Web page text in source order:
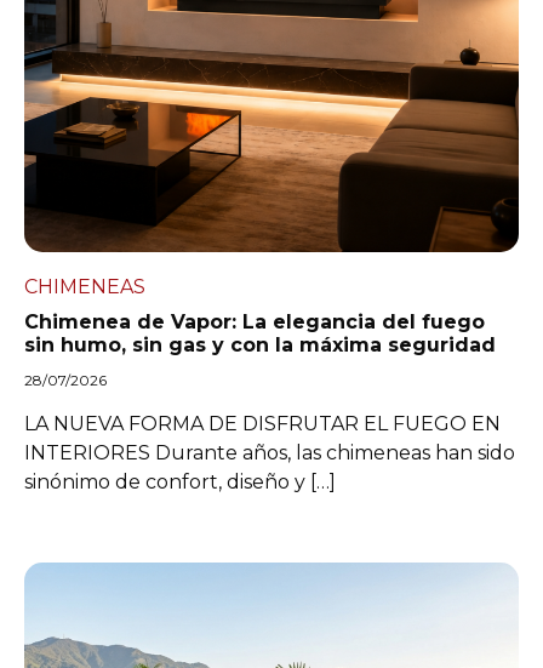
CHIMENEAS
Chimenea de Vapor: La elegancia del fuego
sin humo, sin gas y con la máxima seguridad
28/07/2026
LA NUEVA FORMA DE DISFRUTAR EL FUEGO EN
INTERIORES Durante años, las chimeneas han sido
sinónimo de confort, diseño y […]